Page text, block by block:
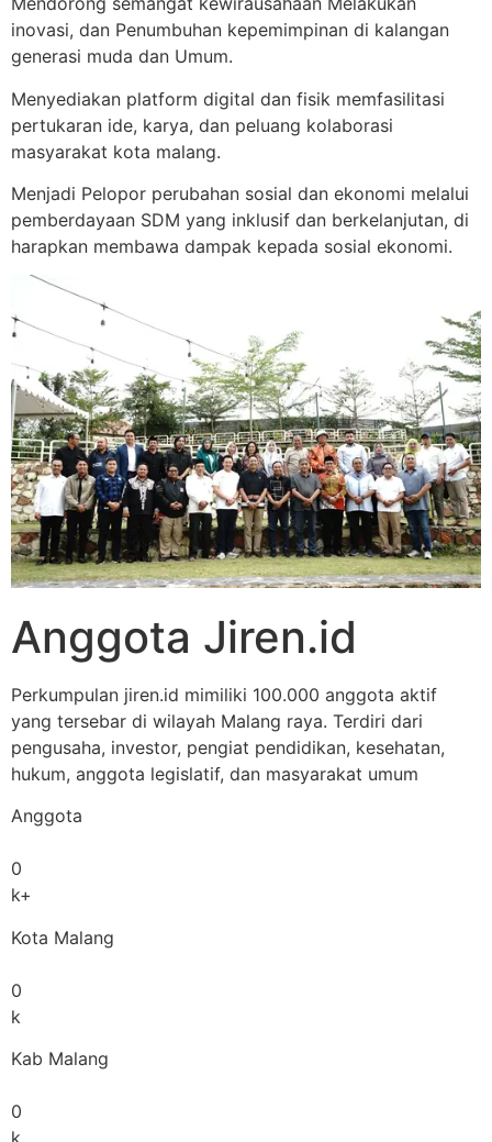
inovasi, dan Penumbuhan kepemimpinan di kalangan
generasi muda dan Umum.
Menyediakan platform digital dan fisik memfasilitasi
pertukaran ide, karya, dan peluang kolaborasi
masyarakat kota malang.
Menjadi Pelopor perubahan sosial dan ekonomi melalui
pemberdayaan SDM yang inklusif dan berkelanjutan, di
harapkan membawa dampak kepada sosial ekonomi.
Anggota Jiren.id
Perkumpulan jiren.id mimiliki 100.000 anggota aktif
yang tersebar di wilayah Malang raya. Terdiri dari
pengusaha, investor, pengiat pendidikan, kesehatan,
hukum, anggota legislatif, dan masyarakat umum
Anggota
0
k+
Kota Malang
0
k
Kab Malang
0
k